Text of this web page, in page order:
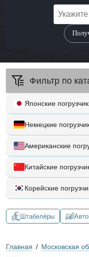
Фильтр по
Японские
Немецкие
Американские
Китайские
Корейские
Штабелёры
Главная / Московская